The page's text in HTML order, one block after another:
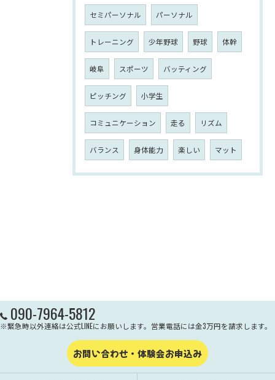
セミパーソナル パーソナル
トレーニング 少年野球 野球 体幹
岐阜 スポーツ バッティング
ピッチング 小学生
コミュニケーション 走る リズム
バランス 身体能力 楽しい マット
090-7964-5812
※緊急時以外連絡は公式LINEにお願いします。営業電話には金3万円を請求します。
お問い合わせ・体験会お申込み